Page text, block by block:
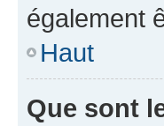
également
Haut
Que sont